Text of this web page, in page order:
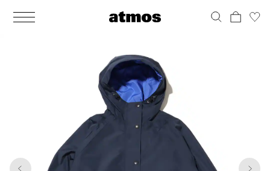
MEN
アクセサリー
シューズ
ウェア
バッグ
バックパック / リュック
ショルダー / メッセンジャーバッグ
トート / エコバッグ
クラッチ / セカンドバッグ
アクセサリー
グッズ / アクセサリー
その他
おもちゃ / フィギュア
すべてのその他
WOMENS
アクセサリー
シューズ
サンダル / パンプス
ウェア
ワンピース
バッグ
バックパック / リュック
ショルダー / メッセンジャーバッグ
トート / エコバッグ
クラッチ / セカンドバッグ
アクセサリー
グッズ / アクセサリー
その他
おもちゃ / フィギュア
すべてのその他
1 8